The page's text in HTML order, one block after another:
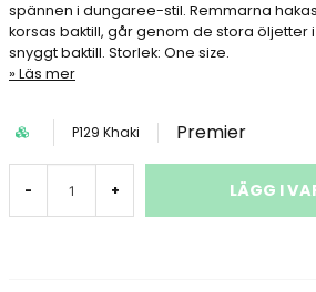
spännen i dungaree-stil. Remmarna
korsas baktill, går genom de stora öljetter
snyggt baktill. Storlek: One size.
Läs mer
P129 Khaki Premier
- + LÄGG I